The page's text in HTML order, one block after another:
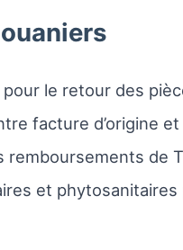
le retour des
facture d’origine
de
et